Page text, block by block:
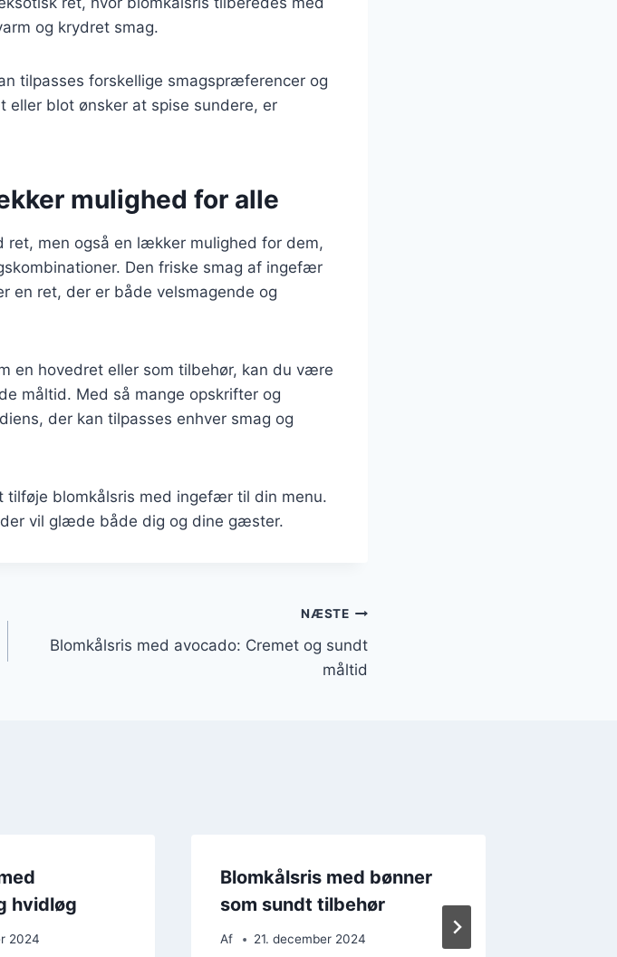
og krydret smag.
tilpasses forskellige smagspræferencer og
blot ønsker at spise sundere, er
mulighed for alle
men også en lækker mulighed for dem,
Den friske smag af ingefær
en ret, der er både velsmagende og
en hovedret eller som tilbehør, kan du være
måltid. Med så mange opskrifter og
der kan tilpasses enhver smag og
blomkålsris med ingefær til din menu.
vil glæde både dig og dine gæster.
NÆSTE
Blomkålsris med avocado: Cremet og sundt
måltid
hvidløg
2024
Blomkålsris med bønner
som sundt tilbehør
Af 21. december 2024